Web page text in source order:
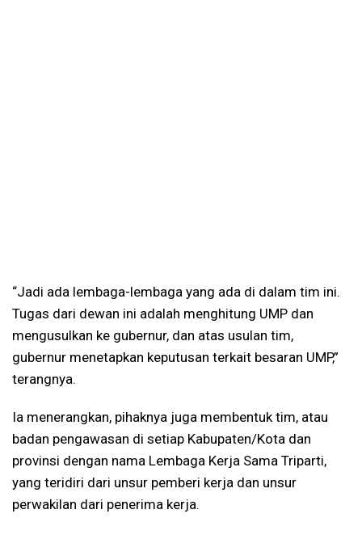
“Jadi ada lembaga-lembaga yang ada di dalam tim ini.
Tugas dari dewan ini adalah menghitung UMP dan
mengusulkan ke gubernur, dan atas usulan tim,
gubernur menetapkan keputusan terkait besaran UMP,”
terangnya.
Ia menerangkan, pihaknya juga membentuk tim, atau
badan pengawasan di setiap Kabupaten/Kota dan
provinsi dengan nama Lembaga Kerja Sama Triparti,
yang teridiri dari unsur pemberi kerja dan unsur
perwakilan dari penerima kerja.